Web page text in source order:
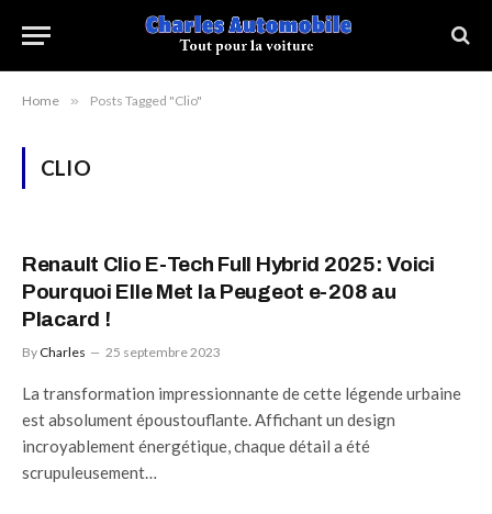
Home » Posts Tagged "Clio"
CLIO
Renault Clio E-Tech Full Hybrid 2025: Voici
Pourquoi Elle Met la Peugeot e-208 au
Placard !
By Charles 25 septembre 2023
La transformation impressionnante de cette légende urbaine
est absolument époustouflante. Affichant un design
incroyablement énergétique, chaque détail a été
scrupuleusement…